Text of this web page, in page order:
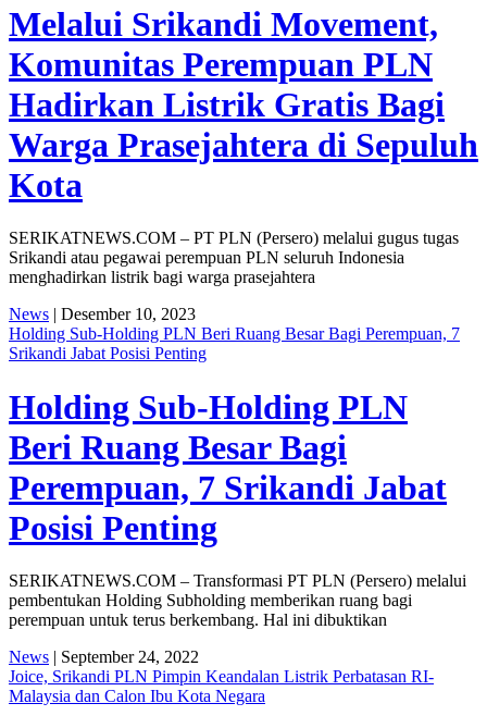
Melalui Srikandi Movement,
Komunitas Perempuan PLN
Hadirkan Listrik Gratis Bagi
Warga Prasejahtera di Sepuluh
Kota
SERIKATNEWS.COM – PT PLN (Persero) melalui gugus tugas
Srikandi atau pegawai perempuan PLN seluruh Indonesia
menghadirkan listrik bagi warga prasejahtera
News | Desember 10, 2023
Holding Sub-Holding PLN Beri Ruang Besar Bagi Perempuan, 7
Srikandi Jabat Posisi Penting
Holding Sub-Holding PLN
Beri Ruang Besar Bagi
Perempuan, 7 Srikandi Jabat
Posisi Penting
SERIKATNEWS.COM – Transformasi PT PLN (Persero) melalui
pembentukan Holding Subholding memberikan ruang bagi
perempuan untuk terus berkembang. Hal ini dibuktikan
News | September 24, 2022
Joice, Srikandi PLN Pimpin Keandalan Listrik Perbatasan RI-
Malaysia dan Calon Ibu Kota Negara